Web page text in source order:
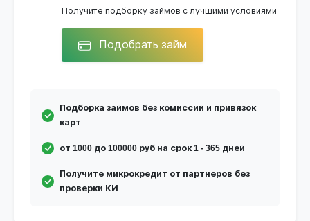
Получите подборку займов с лучшими условиями
Подобрать займ
Подборка займов без комиссий и привязок
карт
от 1000 до 100000 руб на срок 1 - 365 дней
Получите микрокредит от партнеров без
проверки КИ